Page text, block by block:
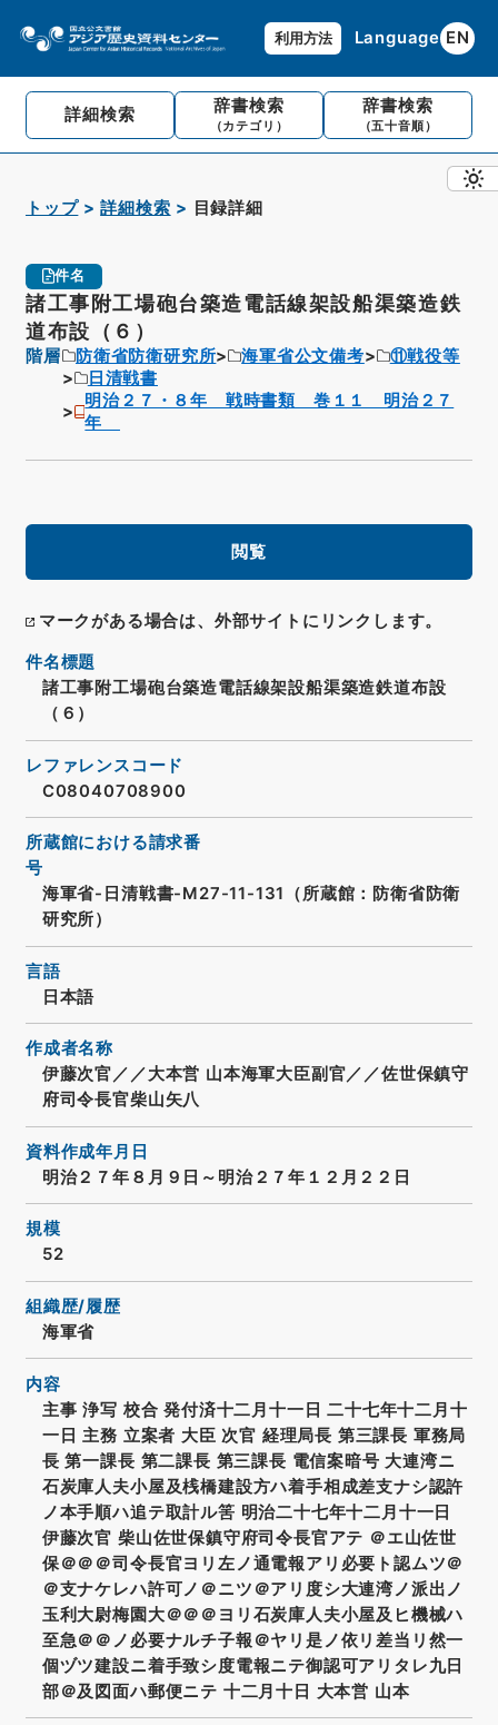
利用方法 Language EN
詳細検索 辞書検索
（カテゴリ）
辞書検索
（五十音順）
トップ 詳細検索 目録詳細
件名
諸工事附工場砲台築造電話線架設船渠築造鉄
道布設（６）
階層 防衛省防衛研究所 海軍省公文備考
⑪戦役等
日清戦書
明治２７・８年 戦時書類 巻１１ 明治２７
年
閲覧
マークがある場合は、外部サイトにリンクします。
件名標題
諸工事附工場砲台築造電話線架設船渠築造鉄道布設
（６）
レファレンスコード
C08040708900
所蔵館における請求番
号
海軍省-日清戦書-M27-11-131（所蔵館：防衛省防衛
研究所）
言語
日本語
作成者名称
伊藤次官／／大本営 山本海軍大臣副官／／佐世保鎮守
府司令長官柴山矢八
資料作成年月日
明治２７年８月９日～明治２７年１２月２２日
規模
52
組織歴/履歴
海軍省
内容
主事 浄写 校合 発付済十二月十一日 二十七年十二月十
一日 主務 立案者 大臣 次官 経理局長 第三課長 軍務局
長 第一課長 第二課長 第三課長 電信案暗号 大連湾ニ
石炭庫人夫小屋及桟橋建設方ハ着手相成差支ナシ認許
ノ本手順ハ追テ取計ル筈 明治二十七年十二月十一日
伊藤次官 柴山佐世保鎮守府司令長官アテ ＠エ山佐世
保＠＠＠司令長官ヨリ左ノ通電報アリ必要ト認ムツ＠
＠支ナケレハ許可ノ＠ニツ＠アリ度シ大連湾ノ派出ノ
玉利大尉梅園大＠＠＠ヨリ石炭庫人夫小屋及ヒ機械ハ
至急＠＠ノ必要ナルチ子報＠ヤリ是ノ依リ差当リ然一
個ヅツ建設ニ着手致シ度電報ニテ御認可アリタレ九日
部＠及図面ハ郵便ニテ 十二月十日 大本営 山本